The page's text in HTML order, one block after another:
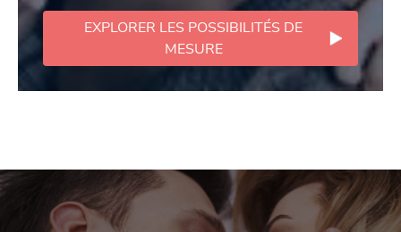
EXPLORER LES POSSIBILITÉS DE
MESURE